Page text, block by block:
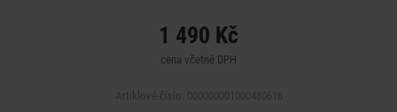
1 490 Kč
cena včetně DPH